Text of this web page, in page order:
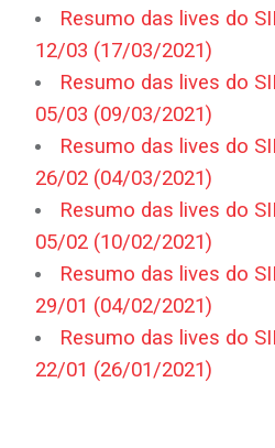
Resumo das lives do
12/03 (17/03/2021)
Resumo das lives do
05/03 (09/03/2021)
Resumo das lives do
26/02 (04/03/2021)
Resumo das lives do
05/02 (10/02/2021)
Resumo das lives do
29/01 (04/02/2021)
Resumo das lives do
22/01 (26/01/2021)